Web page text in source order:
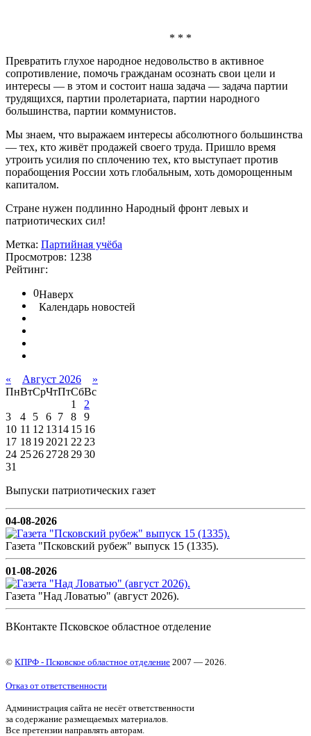
* * *
Превратить глухое народное недовольство в активное
сопротивление, помочь гражданам осознать свои цели и
интересы — в этом и состоит наша задача — задача партии
трудящихся, партии пролетариата, партии народного
большинства, партии коммунистов.
Мы знаем, что выражаем интересы абсолютного большинства
— тех, кто живёт продажей своего труда. Пришло время
утроить усилия по сплочению тех, кто выступает против
порабощения России хоть глобальным, хоть доморощенным
капиталом.
Стране нужен подлинно Народный фронт левых и
патриотических сил!
Метка: Партийная учёба
Просмотров: 1238
Рейтинг:
0Наверх
Календарь новостей
« Август 2026
»
ПнВтСрЧтПтСбВс
1
2
3
4 5 6 7 8
9
10 11 12 1314 15 16
17 18192021 2223
24 252627282930
31
Выпуски патриотических газет
04-08-2026
Газета "Псковский рубеж" выпуск 15 (1335).
01-08-2026
Газета "Над Ловатью" (август 2026).
ВКонтакте Псковское областное отделение
© КПРФ - Псковское областное отделение 2007 — 2026.
Отказ от ответственности
Администрация сайта не несёт ответственности
за содержание размещаемых материалов.
Все претензии направлять авторам.